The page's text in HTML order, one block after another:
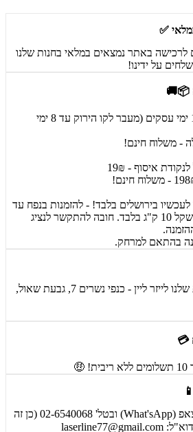
✅
לרכישה באתר נמצאים במלאי בחנות שלנו
על ידינו!
📦🚚
משלוח עד הבית 1-5 ימי עסקים (מעבר לקו הירוק עד 8 ימי
איסוף - 19₪
בירושלים בלבד! - להזמנות בנפח עד
40X40X40 ס"מ ומשקל 10 ק"ג בלבד. חובה להתקשר לנציג
בהתאם למרחק.
איסוף עצמי מהחנות שלנו לייזר ליין - כנפי נשרים 7, גבעת שאול,
💳
אנחנו זמינים בוואטצאפ (What'sApp) ובטל' 02-6540068 (כן זה
laserline77@gmail.com